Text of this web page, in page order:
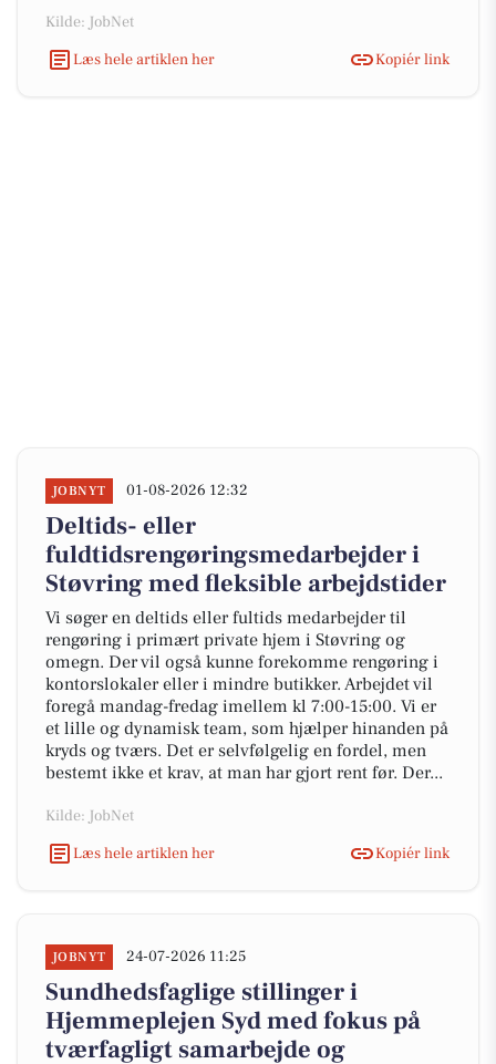
Kilde: JobNet
Læs hele artiklen her
Kopiér link
JOBNYT 01-08-2026 12:32
Deltids- eller
fuldtidsrengøringsmedarbejder i
Støvring med fleksible arbejdstider
Vi søger en deltids eller fultids medarbejder til
rengøring i primært private hjem i Støvring og
omegn. Der vil også kunne forekomme rengøring i
kontorslokaler eller i mindre butikker. Arbejdet vil
foregå mandag-fredag imellem kl 7:00-15:00. Vi er
et lille og dynamisk team, som hjælper hinanden på
kryds og tværs. Det er selvfølgelig en fordel, men
bestemt ikke et krav, at man har gjort rent før. Der...
Kilde: JobNet
Læs hele artiklen her
Kopiér link
JOBNYT 24-07-2026 11:25
Sundhedsfaglige stillinger i
Hjemmeplejen Syd med fokus på
tværfagligt samarbejde og